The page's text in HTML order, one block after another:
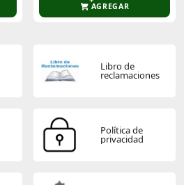
AGREGAR
Libro de
reclamaciones
Política de
privacidad